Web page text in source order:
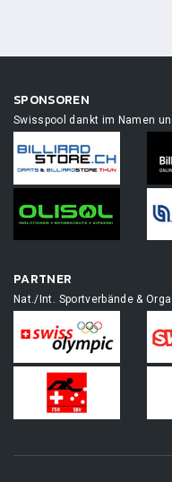
SPONSOREN
Swisspool dankt im Namen
PARTNER
Nat./Int. Sportverbände &